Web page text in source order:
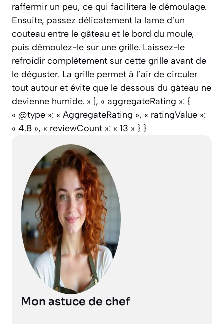
raffermir un peu, ce qui facilitera le démoulage.
Ensuite, passez délicatement la lame d’un
couteau entre le gâteau et le bord du moule,
puis démoulez-le sur une grille. Laissez-le
refroidir complètement sur cette grille avant de
le déguster. La grille permet à l’air de circuler
tout autour et évite que le dessous du gâteau ne
devienne humide. » ], « aggregateRating »: {
« @type »: « AggregateRating », « ratingValue »:
« 4.8 », « reviewCount »: « 13 » } }
Mon astuce de chef